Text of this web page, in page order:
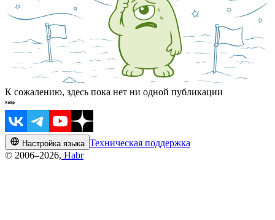
К сожалению, здесь пока нет ни одной публикации
Настройка языка Техническая поддержка
© 2006–2026, Habr